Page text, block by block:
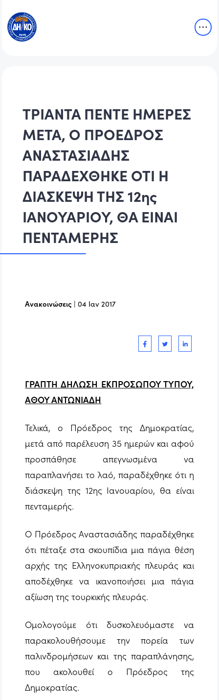
ΤΡΙΑΝΤΑ ΠΕΝΤΕ ΗΜΕΡΕΣ
ΜΕΤΑ, Ο ΠΡΟΕΔΡΟΣ
ΑΝΑΣΤΑΣΙΑΔΗΣ
ΠΑΡΑΔΕΧΘΗΚΕ ΟΤΙ Η
ΔΙΑΣΚΕΨΗ ΤΗΣ 12ης
ΙΑΝΟΥΑΡΙΟΥ, ΘΑ ΕΙΝΑΙ
ΠΕΝΤΑΜΕΡΗΣ
Ανακοινώσεις |04 Ιαν 2017
ΓΡΑΠΤΗ ΔΗΛΩΣΗ ΕΚΠΡΟΣΩΠΟΥ ΤΥΠΟΥ,
ΑΘΟΥ ΑΝΤΩΝΙΑΔΗ
Τελικά, ο Πρόεδρος της Δημοκρατίας,
μετά από παρέλευση 35 ημερών και αφού
προσπάθησε απεγνωσμένα να
παραπλανήσει το λαό, παραδέχθηκε ότι η
διάσκεψη της 12ης Ιανουαρίου, θα είναι
πενταμερής.
Ο Πρόεδρος Αναστασιάδης παραδέχθηκε
ότι πέταξε στα σκουπίδια μια πάγια θέση
αρχής της Ελληνοκυπριακής πλευράς και
αποδέχθηκε να ικανοποιήσει μια πάγια
αξίωση της τουρκικής πλευράς.
Ομολογούμε ότι δυσκολευόμαστε να
παρακολουθήσουμε την πορεία των
παλινδρομήσεων και της παραπλάνησης,
που ακολουθεί ο Πρόεδρος της
Δημοκρατίας.